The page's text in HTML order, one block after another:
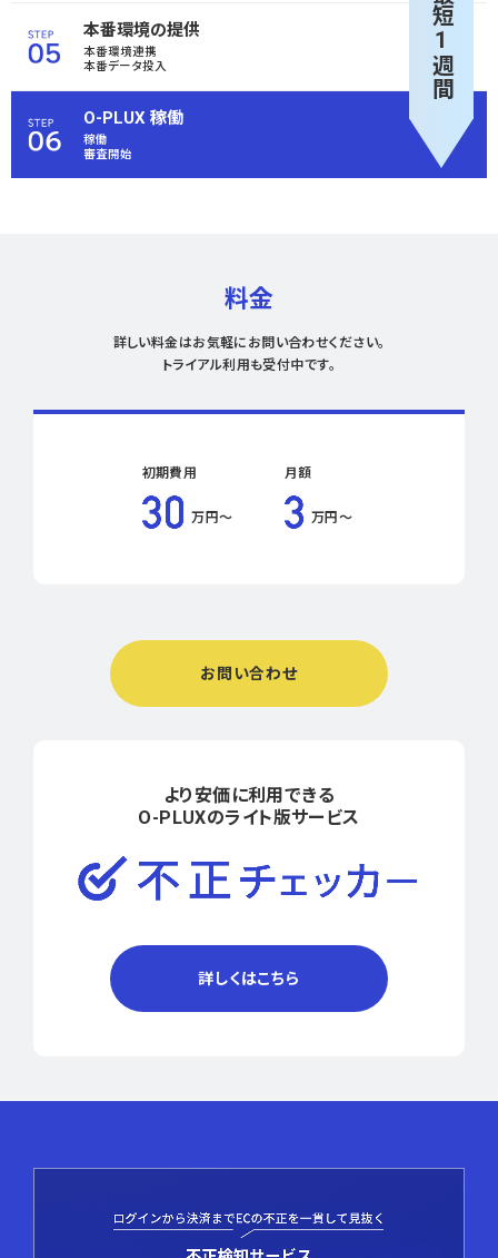
本番環境の提供
本番環境連携
本番データ投入
O-PLUX 稼働
稼働
審査開始
最短1週間
料金
詳しい料金はお気軽にお問い合わせください。
トライアル利用も受付中です。
初期費用
万円〜
月額
万円〜
お問い合わせ
より安価に利用できる
O-PLUXのライト版サービス
詳しくはこちら